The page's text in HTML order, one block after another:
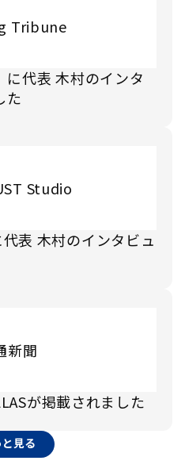
Tribune
代表 木村のインタ
た
Studio
表 木村のインタビュ
新聞
が掲載されました
見る